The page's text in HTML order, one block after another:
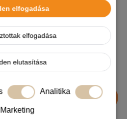
elfogadása
elfogadása
elutasítása
Analitika
Marketing
JosiDog Economy
kutyatáp 15+3kg